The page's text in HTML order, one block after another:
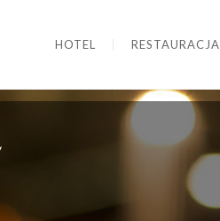
HOTEL RESTAURACJA